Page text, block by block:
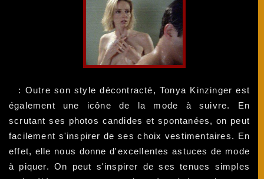
: Outre son style décontracté, Tonya Kinzinger est
également une icône de la mode à suivre. En
scrutant ses photos candides et spontanées, on peut
facilement s'inspirer de ses choix vestimentaires. En
effet, elle nous donne d'excellentes astuces de mode
à piquer. On peut s'inspirer de ses tenues simples